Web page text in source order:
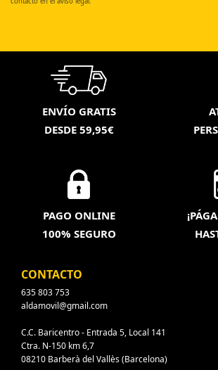
ENVÍO GRATIS
DESDE 59,95€
PAGO ONLINE
100% SEGURO
CONTACTO
635 803 753
aldamovil@gmail.com
C.C. Baricentro - Entrada 5, Local 141
Ctra. N-150 km 6,7
08210 Barberà del Vallès (Barcelona)